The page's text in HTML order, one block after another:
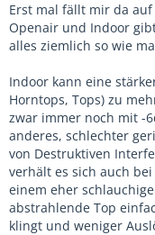
Erst mal fällt mir da
Openair und Indoor
alles ziemlich so wie
Indoor kann eine
Horntops, Tops) zu
zwar immer noch mit -
anderes, schlechter
von Destruktiven
verhält es sich auch
einem eher
abstrahlende Top
klingt und weniger